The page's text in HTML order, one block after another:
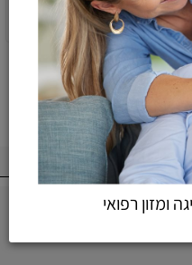
הוספה לסל
ומזון רפואי